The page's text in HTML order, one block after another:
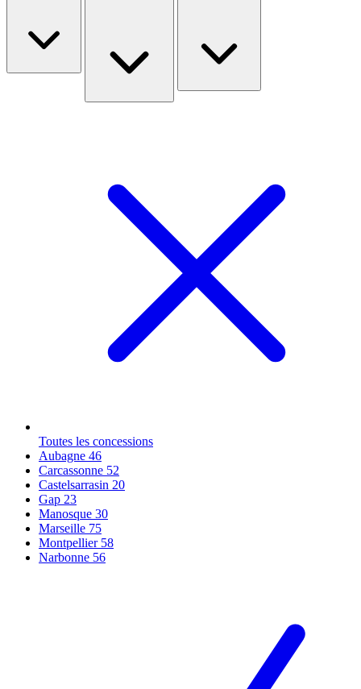
Toutes les concessions
Aubagne 46
Carcassonne 52
Castelsarrasin 20
Gap 23
Manosque 30
Marseille 75
Montpellier 58
Narbonne 56